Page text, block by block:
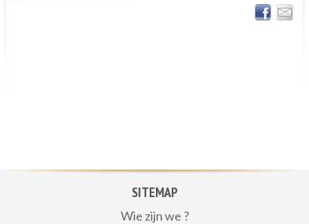
SITEMAP
Wie zijn we ?